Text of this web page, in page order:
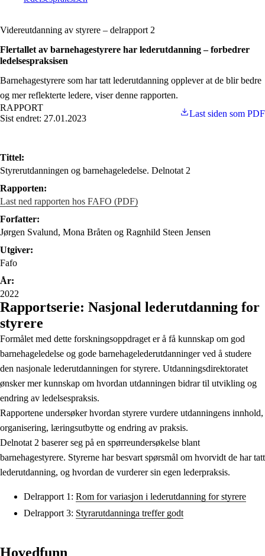
Videreutdanning av styrere – delrapport 2
Flertallet av barnehagestyrere har lederutdanning – forbedrer
ledelsespraksisen
Barnehagestyrere som har tatt lederutdanning opplever at de blir bedre
og mer reflekterte ledere, viser denne rapporten.
RAPPORT
Sist endret: 27.01.2023
Last siden som PDF
Tittel:
Styrerutdanningen og barnehageledelse. Delnotat 2
Rapporten:
Last ned rapporten hos FAFO (PDF)
Forfatter:
Jørgen Svalund, Mona Bråten og Ragnhild Steen Jensen
Utgiver:
Fafo
År:
2022
Rapportserie: Nasjonal lederutdanning for
styrere
Formålet med dette forskningsoppdraget er å få kunnskap om god
barnehageledelse og gode barnehagelederutdanninger ved å studere
den nasjonale lederutdanningen for styrere. Utdanningsdirektoratet
ønsker mer kunnskap om hvordan utdanningen bidrar til utvikling og
endring av ledelsespraksis.
Rapportene undersøker hvordan styrere vurdere utdanningens innhold,
organisering, læringsutbytte og endring av praksis.
Delnotat 2 baserer seg på en spørreundersøkelse blant
barnehagestyrere. Styrerne har besvart spørsmål om hvorvidt de har tatt
lederutdanning, og hvordan de vurderer sin egen lederpraksis.
Delrapport 1: Rom for variasjon i lederutdanning for styrere
Delrapport 3: Styrarutdanninga treffer godt
Hovedfunn